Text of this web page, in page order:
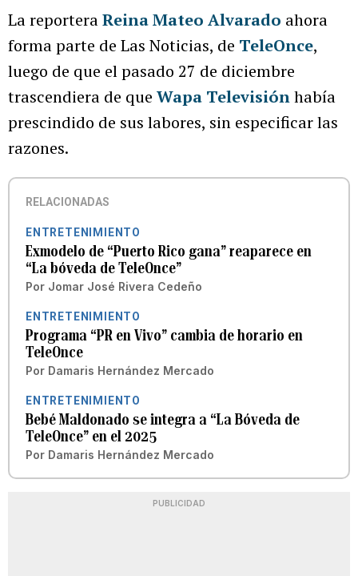
La reporteraReina Mateo Alvarado ahora
forma parte de Las Noticias, de TeleOnce,
luego de que el pasado 27 de diciembre
trascendiera de que Wapa Televisiónhabía
prescindido de sus labores, sin especificar las
razones.
RELACIONADAS
ENTRETENIMIENTO
Exmodelo de “Puerto Rico gana” reaparece en
“La bóveda de TeleOnce”
Por Jomar José Rivera Cedeño
ENTRETENIMIENTO
Programa “PR en Vivo” cambia de horario en
TeleOnce
Por Damaris Hernández Mercado
ENTRETENIMIENTO
Bebé Maldonado se integra a “La Bóveda de
TeleOnce” en el 2025
Por Damaris Hernández Mercado
PUBLICIDAD